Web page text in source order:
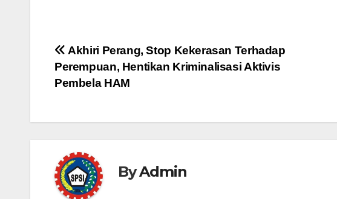
Akhiri Perang, Stop Kekerasan Terhadap
Perempuan, Hentikan Kriminalisasi Aktivis
Pembela HAM
ByAdmin